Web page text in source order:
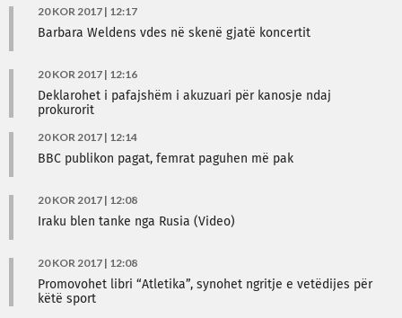
20 KOR 2017 | 12:17
Barbara Weldens vdes në skenë gjatë koncertit
20 KOR 2017 | 12:16
Deklarohet i pafajshëm i akuzuari për kanosje ndaj
prokurorit
20 KOR 2017 | 12:14
BBC publikon pagat, femrat paguhen më pak
20 KOR 2017 | 12:08
Iraku blen tanke nga Rusia (Video)
20 KOR 2017 | 12:08
Promovohet libri “Atletika”, synohet ngritje e vetëdijes për
këtë sport